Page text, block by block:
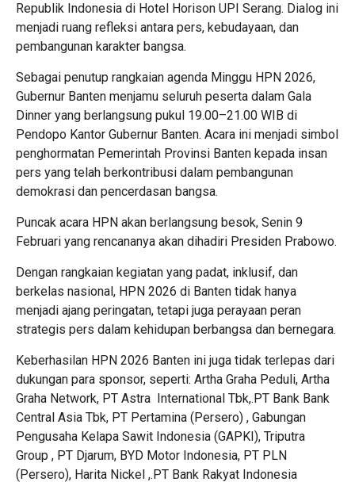
Republik Indonesia di Hotel Horison UPI Serang. Dialog ini
menjadi ruang refleksi antara pers, kebudayaan, dan
pembangunan karakter bangsa.
Sebagai penutup rangkaian agenda Minggu HPN 2026,
Gubernur Banten menjamu seluruh peserta dalam Gala
Dinner yang berlangsung pukul 19.00–21.00 WIB di
Pendopo Kantor Gubernur Banten. Acara ini menjadi simbol
penghormatan Pemerintah Provinsi Banten kepada insan
pers yang telah berkontribusi dalam pembangunan
demokrasi dan pencerdasan bangsa.
Puncak acara HPN akan berlangsung besok, Senin 9
Februari yang rencananya akan dihadiri Presiden Prabowo.
Dengan rangkaian kegiatan yang padat, inklusif, dan
berkelas nasional, HPN 2026 di Banten tidak hanya
menjadi ajang peringatan, tetapi juga perayaan peran
strategis pers dalam kehidupan berbangsa dan bernegara.
Keberhasilan HPN 2026 Banten ini juga tidak terlepas dari
dukungan para sponsor, seperti: Artha Graha Peduli, Artha
Graha Network, PT Astra International Tbk,.PT Bank Bank
Central Asia Tbk, PT Pertamina (Persero) , Gabungan
Pengusaha Kelapa Sawit Indonesia (GAPKI), Triputra
Group , PT Djarum, BYD Motor Indonesia, PT PLN
(Persero), Harita Nickel ,.PT Bank Rakyat Indonesia